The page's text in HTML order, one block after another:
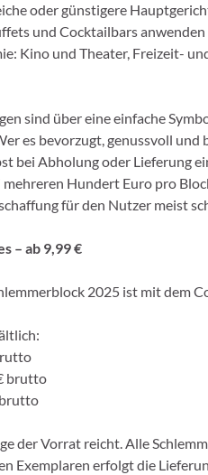
oder günstigere
und Cocktailbars
Kino und Theater, Freizeit-
sind über eine einfache
es bevorzugt, genussvoll und
bei Abholung oder Lieferung
Hundert Euro pro
für den Nutzer meist
– ab 9,99 €
2025 ist mit dem
brutto
brutto
der Vorrat reicht. Alle
Exemplaren erfolgt die